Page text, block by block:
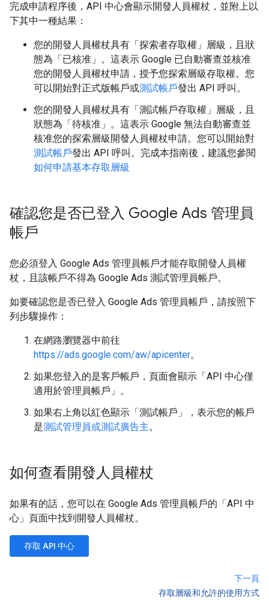
完成申請程序後，API 中心會顯示開發人員權杖，並附上以
下其中一種結果：
您的開發人員權杖具有「探索者存取權」 層級，且狀
態為「已核准」 。這表示 Google 已自動審查並核准
您的開發人員權杖申請，授予您探索層級存取權。您
可以開始對正式版帳戶或測試帳戶發出 API 呼叫。
您的開發人員權杖具有「測試帳戶存取權」 層級，且
狀態為「待核准」 。這表示 Google 無法自動審查並
核准您的探索層級開發人員權杖申請。您可以開始對
測試帳戶發出 API 呼叫。完成本指南後，建議您參閱
如何申請基本存取層級
確認您是否已登入 Google Ads 管理員
帳戶
您必須登入 Google Ads 管理員帳戶才能存取開發人員權
杖，且該帳戶不得為 Google Ads 測試管理員帳戶。
如要確認您是否已登入 Google Ads 管理員帳戶，請按照下
列步驟操作：
在網路瀏覽器中前往
https://ads.google.com/aw/apicenter。
如果您登入的是客戶帳戶，頁面會顯示「API 中心僅
適用於管理員帳戶」 。
如果右上角以紅色顯示「測試帳戶」
，表示您的帳戶
是測試管理員或測試廣告主。
如何查看開發人員權杖
如果有的話，您可以在 Google Ads 管理員帳戶的「API 中
心」 頁面中找到開發人員權杖。
存取 API 中心
下一頁
存取層級和允許的使用方式